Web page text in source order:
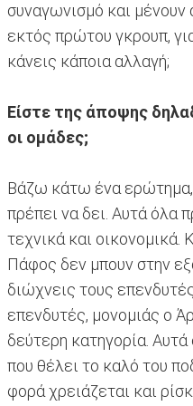
συναγωνισμό και
εκτός πρώτου γκρουπ,
κάνεις κάποια αλλαγή;
Είστε της άποψης
οι ομάδες;
Βάζω κάτω ένα ερώτημα,
πρέπει να δει. Αυτά όλα
τεχνικά και
Πάφος δεν μπουν στην
διώχνεις τους
επενδυτές, μονομιάς ο
δεύτερη κατηγορία.
που θέλει το καλό του
φορά χρειάζεται και